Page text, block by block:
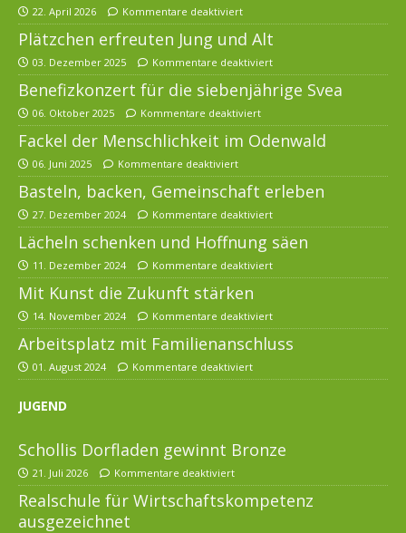
22. April 2026 Kommentare deaktiviert
Plätzchen erfreuten Jung und Alt
03. Dezember 2025 Kommentare deaktiviert
Benefizkonzert für die siebenjährige Svea
06. Oktober 2025 Kommentare deaktiviert
Fackel der Menschlichkeit im Odenwald
06. Juni 2025 Kommentare deaktiviert
Basteln, backen, Gemeinschaft erleben
27. Dezember 2024 Kommentare deaktiviert
Lächeln schenken und Hoffnung säen
11. Dezember 2024 Kommentare deaktiviert
Mit Kunst die Zukunft stärken
14. November 2024 Kommentare deaktiviert
Arbeitsplatz mit Familienanschluss
01. August 2024 Kommentare deaktiviert
JUGEND
Schollis Dorfladen gewinnt Bronze
21. Juli 2026 Kommentare deaktiviert
Realschule für Wirtschaftskompetenz
ausgezeichnet